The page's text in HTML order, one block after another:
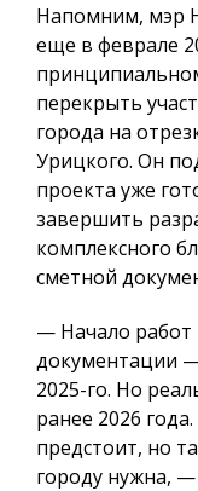
Напомним, мэр
еще в феврале
перекрыть
города на
Урицкого. Он
проекта уже
завершить
комплексного
сметной
— Начало работ
документации
2025-го. Но
ранее 2026
предстоит, но
городу нужна,